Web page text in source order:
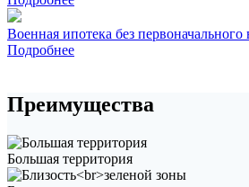
Военная ипотека без первоначального
Подробнее
Преимущества
Большая территория